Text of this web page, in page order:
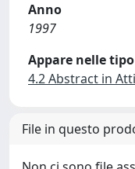
Anno
1997
Appare nelle
4.2 Abstract in
File in questo